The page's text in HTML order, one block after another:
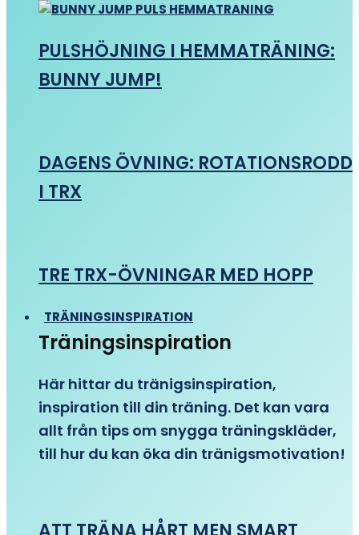
PULSHÖJNING I HEMMATRÄNING:
BUNNY JUMP!
DAGENS ÖVNING: ROTATIONSRODD
I TRX
TRE TRX-ÖVNINGAR MED HOPP
TRÄNINGSINSPIRATION
Träningsinspiration
Här hittar du tränigsinspiration,
inspiration till din träning. Det kan vara
allt från tips om snygga träningskläder,
till hur du kan öka din tränigsmotivation!